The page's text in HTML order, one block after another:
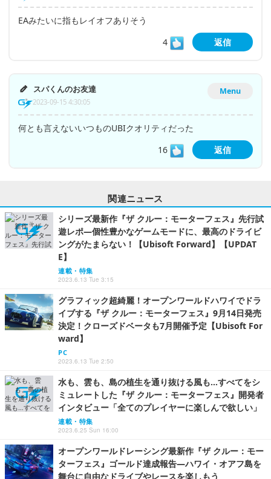
EAみたいに指もレイオフありそう
4
返信
Menu
スパくんのお友達
2023-09-15 4:30:05
何とも言えないいつものUBIクオリティだった
16
返信
関連ニュース
シリーズ最新作『ザ クルー：モーターフェス』先行試
遊レポ―個性豊かなゲームモードに、最高のドライビ
ングがたまらない！【Ubisoft Forward】【UPDAT
E】
連載・特集
2023.6.13 Tue 3:15
グラフィック超綺麗！オープンワールドハワイでドラ
イブする『ザ クルー：モーターフェス』9月14日発売
決定！クローズドベータも7月開催予定【Ubisoft For
ward】
PC
2023.6.13 Tue 2:50
水も、雲も、島の植生を通り抜ける風も…すべてをシ
ミュレートした『ザ クルー：モーターフェス』開発者
インタビュー「全てのプレイヤーに楽しんで欲しい」
連載・特集
2023.6.25 Sun 16:00
オープンワールドレーシング最新作『ザ クルー：モー
ターフェス』ゴールド達成報告―ハワイ・オアフ島を
舞台に自由なドライブやレースを楽しもう